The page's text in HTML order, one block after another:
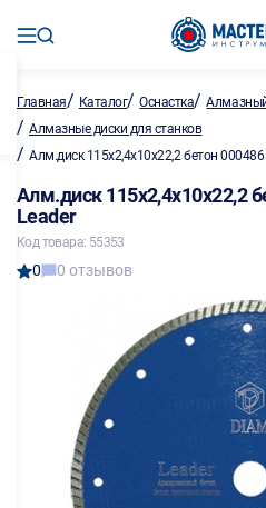
Главная/ Каталог/Оснастка/
/ Алмазные диски для станков
/ Алм.диск 115х2,4х10х22,2 бетон 000486
Алм.диск 115х2,4х10х22,2
Leader
Код товара: 55353
0 0 отзывов